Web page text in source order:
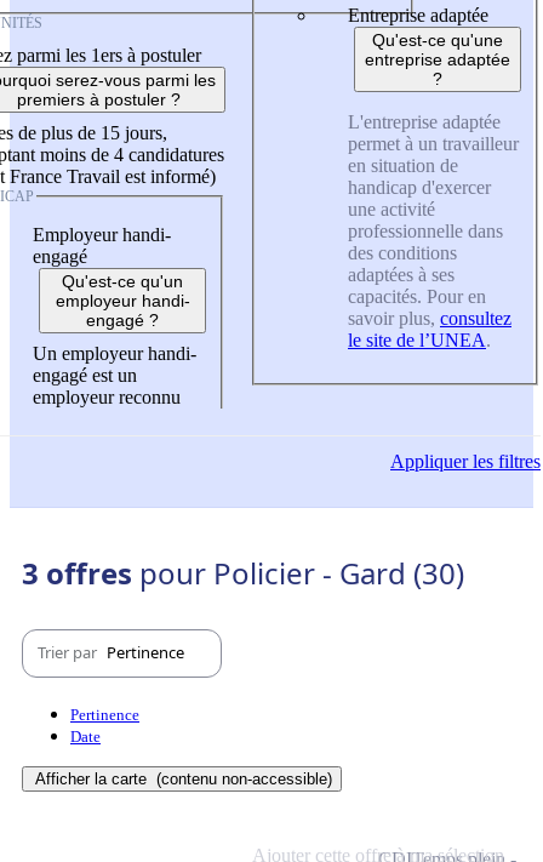
parmi les 1ers à postuler
serez-vous parmi les
premiers à postuler ?
de plus de 15 jours,
moins de 4 candidatures
France Travail est informé)
Employeur handi-
engagé
Qu'est-ce qu'un
employeur handi-
engagé ?
Un employeur handi-
engagé est un
employeur reconnu
Entreprise adaptée
Qu'est-ce qu'une
entreprise adaptée
?
L'entreprise adaptée
permet à un travailleur
en situation de
handicap d'exercer
une activité
professionnelle dans
des conditions
adaptées à ses
capacités. Pour en
savoir plus, consultez
le site de l’UNEA.
Appliquerles filtres
3 offres pour Policier - Gard (30)
Trier par Pertinence
Pertinence
Date
Afficher la carte (contenu non-accessible)
Ajouter cette offre à ma sélection